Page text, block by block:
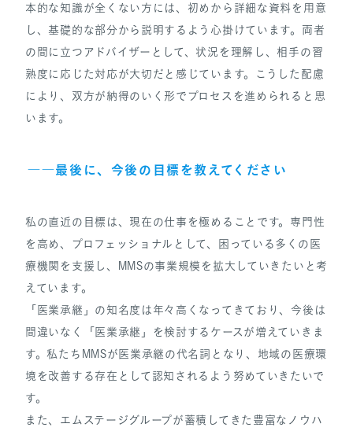
本的な知識が全くない方には、初めから詳細な資料を用意
し、基礎的な部分から説明するよう心掛けています。両者
の間に立つアドバイザーとして、状況を理解し、相手の習
熟度に応じた対応が大切だと感じています。こうした配慮
により、双方が納得のいく形でプロセスを進められると思
います。
――最後に、今後の目標を教えてください
私の直近の目標は、現在の仕事を極めることです。専門性
を高め、プロフェッショナルとして、困っている多くの医
療機関を支援し、MMSの事業規模を拡大していきたいと考
えています。
「医業承継」の知名度は年々高くなってきており、今後は
間違いなく「医業承継」を検討するケースが増えていきま
す。私たちMMSが医業承継の代名詞となり、地域の医療環
境を改善する存在として認知されるよう努めていきたいで
す。
また、エムステージグループが蓄積してきた豊富なノウハ